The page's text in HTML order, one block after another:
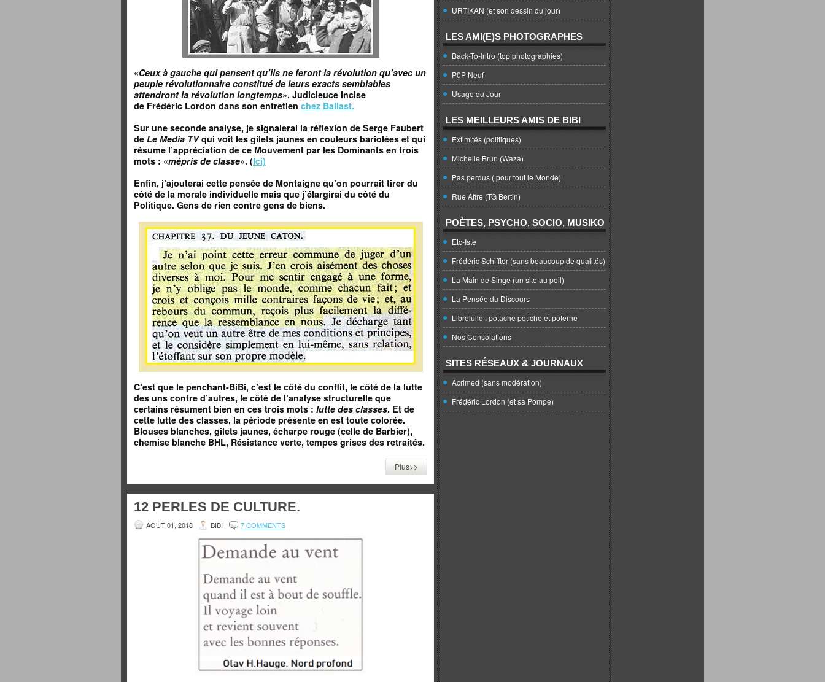
«Ceux à gauche qui pensent qu’ils ne feront la révolution qu’avec un
peuple révolutionnaire constitué de leurs exacts semblables
attendront la révolution longtemps». Judicieuce incise
de Frédéric Lordon dans son entretien chez Ballast.
Sur une seconde analyse, je signalerai la réflexion de Serge Faubert
de Le Media TVqui voit les gilets jaunes en couleurs bariolées et qui
résume l’appréciation de ce Mouvement par les Dominants en trois
mots : «mépris de classe». (Ici)
Enfin, j’ajouterai cette pensée de Montaigne qu’on pourrait tirer du
côté de la morale individuelle mais que j’élargirai du côté du
Politique. Gens de rien contre gens de biens.
C’est que le penchant-BiBi, c’est le côté du conflit, le côté de la lutte
des uns contre d’autres, le côté de l’analyse structurelle que
certains résument bien en ces trois mots : lutte des classes. Et de
cette lutte des classes, la période présente en est toute colorée.
Blouses blanches, gilets jaunes, écharpe rouge (celle de Barbier),
chemise blanche BHL, Résistance verte, tempes grises des retraités.
Plus>>
12 PERLES DE CULTURE.
AOÛT 01, 2018 BIBI 7 COMMENTS
URTIKAN (et son dessin du jour)
LES AMI(E)S PHOTOGRAPHES
Back-To-Intro (top photographies)
P0P Neuf
Usage du Jour
LES MEILLEURS AMIS DE BIBI
Extimités (politiques)
Michelle Brun (Waza)
Pas perdus ( pour tout le Monde)
Rue Affre (TG Bertin)
POÈTES, PSYCHO, SOCIO, MUSIKO
Etc-Iste
Frédéric Schiffter (sans beaucoup de qualités)
La Main de Singe (un site au poil)
La Pensée du Discours
Librelulle : potache potiche et poterne
Nos Consolations
SITES RÉSEAUX & JOURNAUX
Acrimed (sans modération)
Frédéric Lordon (et sa Pompe)